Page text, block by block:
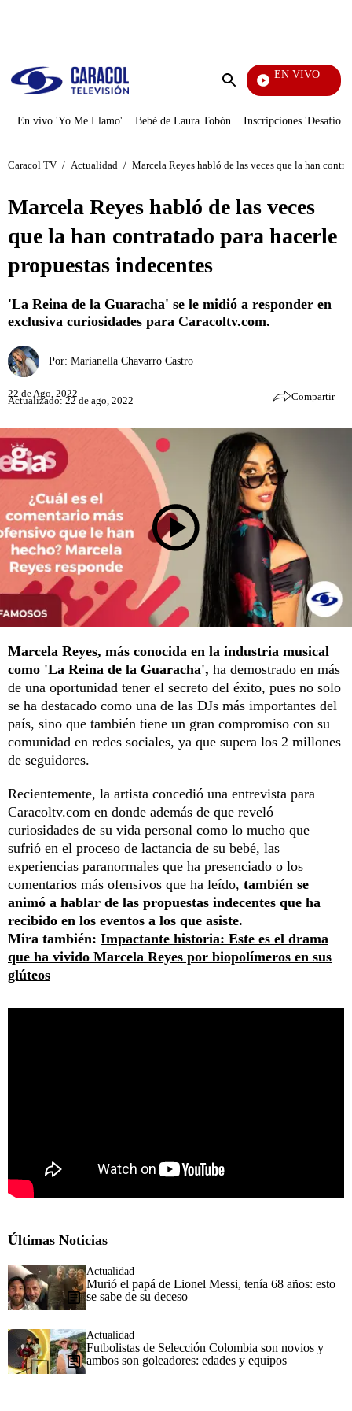
Enviar
EN VIVO
En vivo 'Yo Me Llamo' Bebé de Laura Tobón Inscripciones 'Desafío'
Caracol TV / Actualidad / Marcela Reyes habló de las veces que la han
Marcela Reyes habló de las veces
que la han contratado para hacerle
propuestas indecentes
'La Reina de la Guaracha' se le midió a responder en
exclusiva curiosidades para Caracoltv.com.
Por: Marianella Chavarro Castro
22 de Ago, 2022
Actualizado: 22 de ago, 2022 Compartir
Marcela Reyes, más conocida en la industria musical
como 'La Reina de la Guaracha', ha demostrado en más
de una oportunidad tener el secreto del éxito, pues no solo
se ha destacado como una de las DJs más importantes del
país, sino que también tiene un gran compromiso con su
comunidad en redes sociales, ya que supera los 2 millones
de seguidores.
Recientemente, la artista concedió una entrevista para
Caracoltv.com en donde además de que reveló
curiosidades de su vida personal como lo mucho que
sufrió en el proceso de lactancia de su bebé, las
experiencias paranormales que ha presenciado o los
comentarios más ofensivos que ha leído, también se
animó a hablar de las propuestas indecentes que ha
recibido en los eventos a los que asiste.
Mira también: Impactante historia: Este es el drama
que ha vivido Marcela Reyes por biopolímeros en sus
glúteos
Últimas Noticias
Actualidad
Murió el papá de Lionel Messi, tenía 68 años: esto
se sabe de su deceso
Actualidad
Futbolistas de Selección Colombia son novios y
ambos son goleadores: edades y equipos